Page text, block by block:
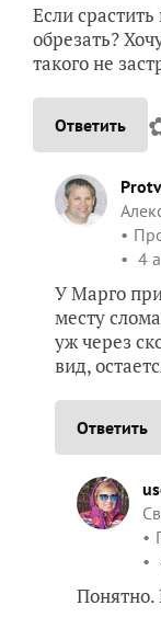
Если
обрезать?
такого не
Ответить
4
У Марго
месту
уж через
вид,
Ответить
Понятно.